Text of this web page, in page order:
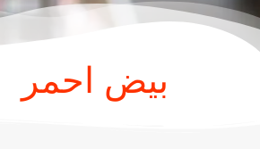
بيض احمر